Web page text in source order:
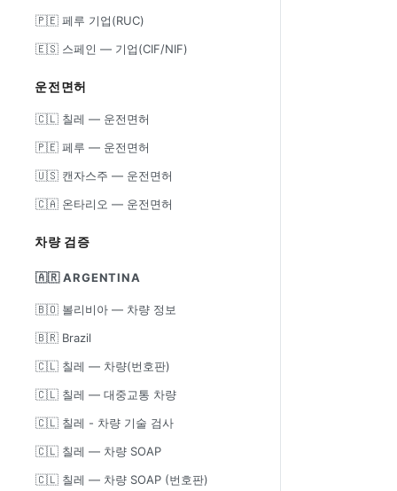
🇵🇪 페루 기업(RUC)
🇪🇸 스페인 — 기업(CIF/NIF)
운전면허
🇨🇱 칠레 — 운전면허
🇵🇪 페루 — 운전면허
🇺🇸 캔자스주 — 운전면허
🇨🇦 온타리오 — 운전면허
차량 검증
🇦🇷 ARGENTINA
🇧🇴 볼리비아 — 차량 정보
🇧🇷 Brazil
🇨🇱 칠레 — 차량(번호판)
🇨🇱 칠레 — 대중교통 차량
🇨🇱 칠레 - 차량 기술 검사
🇨🇱 칠레 — 차량 SOAP
🇨🇱 칠레 — 차량 SOAP (번호판)